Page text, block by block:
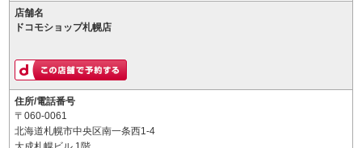
店舗名
ドコモショップ札幌店
住所/電話番号
〒060-0061
北海道札幌市中央区南一条西1-4